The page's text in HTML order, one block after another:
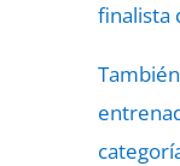
finalista